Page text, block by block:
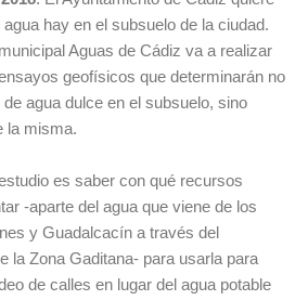
hay en el subsuelo de la ciudad.
Aguas de Cádiz va a realizar
geofísicos que determinarán no
agua dulce en el subsuelo, sino
la misma.
es saber con qué recursos
-aparte del agua que viene de los
y Guadalcacín a través del
la Zona Gaditana- para usarla para
de calles en lugar del agua potable